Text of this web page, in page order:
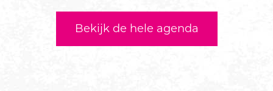
Bekijk de hele agenda